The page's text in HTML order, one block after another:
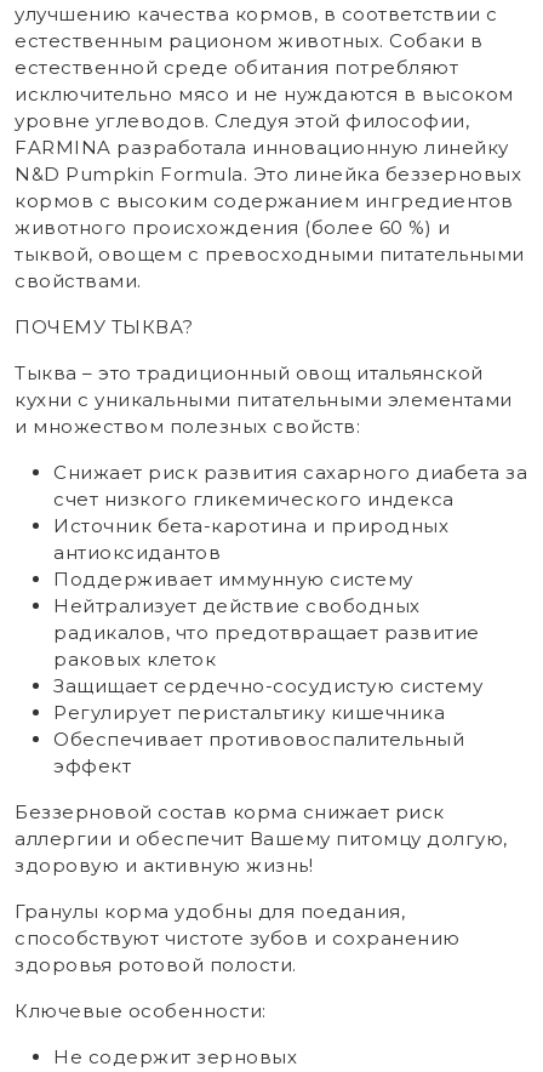
улучшению качества кормов, в соответствии с
естественным рационом животных. Собаки в
естественной среде обитания потребляют
исключительно мясо и не нуждаются в высоком
уровне углеводов. Следуя этой философии,
FARMINA разработала инновационную линейку
N&D Pumpkin Formula. Это линейка беззерновых
кормов с высоким содержанием ингредиентов
животного происхождения (более 60 %) и
тыквой, овощем с превосходными питательными
свойствами.
ПОЧЕМУ ТЫКВА?
Тыква – это традиционный овощ итальянской
кухни с уникальными питательными элементами
и множеством полезных свойств:
Снижает риск развития сахарного диабета за
счет низкого гликемического индекса
Источник бета-каротина и природных
антиоксидантов
Поддерживает иммунную систему
Нейтрализует действие свободных
радикалов, что предотвращает развитие
раковых клеток
Защищает сердечно-сосудистую систему
Регулирует перистальтику кишечника
Обеспечивает противовоспалительный
эффект
Беззерновой состав корма снижает риск
аллергии и обеспечит Вашему питомцу долгую,
здоровую и активную жизнь!
Гранулы корма удобны для поедания,
способствуют чистоте зубов и сохранению
здоровья ротовой полости.
Ключевые особенности:
Не содержит зерновых